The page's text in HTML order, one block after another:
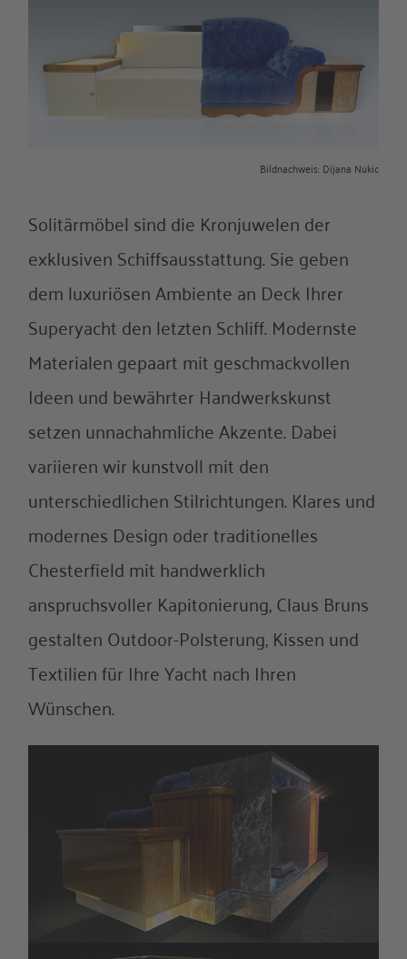
Bildnachweis: Dijana Nukic
Solitärmöbel sind die Kronjuwelen der
exklusiven Schiffsausstattung. Sie geben
dem luxuriösen Ambiente an Deck Ihrer
Superyacht den letzten Schliff. Modernste
Materialen gepaart mit geschmackvollen
Ideen und bewährter Handwerkskunst
setzen unnachahmliche Akzente. Dabei
variieren wir kunstvoll mit den
unterschiedlichen Stilrichtungen. Klares und
modernes Design oder traditionelles
Chesterfield mit handwerklich
anspruchsvoller Kapitonierung, Claus Bruns
gestalten Outdoor-Polsterung, Kissen und
Textilien für Ihre Yacht nach Ihren
Wünschen.